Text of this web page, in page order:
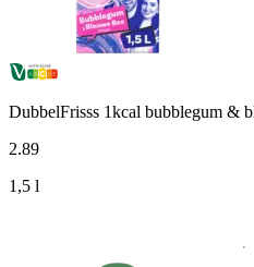
DubbelFrisss 1kcal bubblegum &
2.89
1,5 l